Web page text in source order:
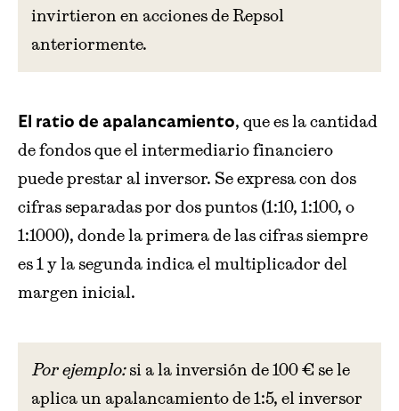
invirtieron en acciones de Repsol
anteriormente.
El ratio de apalancamiento, que es la cantidad
de fondos que el intermediario financiero
puede prestar al inversor. Se expresa con dos
cifras separadas por dos puntos (1:10, 1:100, o
1:1000), donde la primera de las cifras siempre
es 1 y la segunda indica el multiplicador del
margen inicial.
Por ejemplo:si a la inversión de 100 € se le
aplica un apalancamiento de 1:5, el inversor